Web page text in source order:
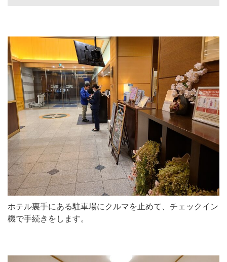
ホテル裏手にある駐車場にクルマを止めて、チェックイン
機で手続きをします。